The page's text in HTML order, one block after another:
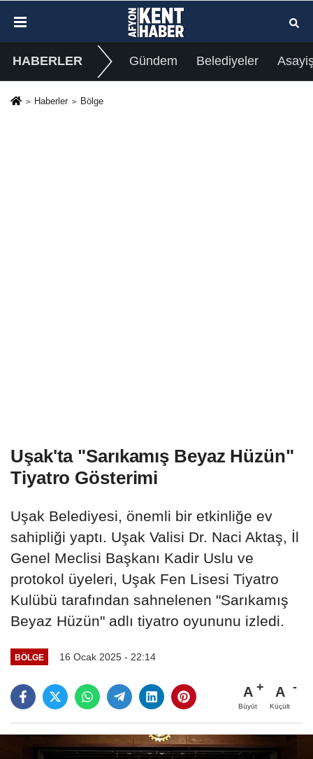
HABERLER Gündem Belediyeler
Haberler Bölge
Uşak'ta "Sarıkamış Beyaz Hüzün"
Tiyatro Gösterimi
Uşak Belediyesi, önemli bir etkinliğe ev
sahipliği yaptı. Uşak Valisi Dr. Naci Aktaş, İl
Genel Meclisi Başkanı Kadir Uslu ve
protokol üyeleri, Uşak Fen Lisesi Tiyatro
Kulübü tarafından sahnelenen "Sarıkamış
Beyaz Hüzün" adlı tiyatro oyununu izledi.
BÖLGE 16 Ocak 2025 - 22:14
A
Büyüt
A
Küçült